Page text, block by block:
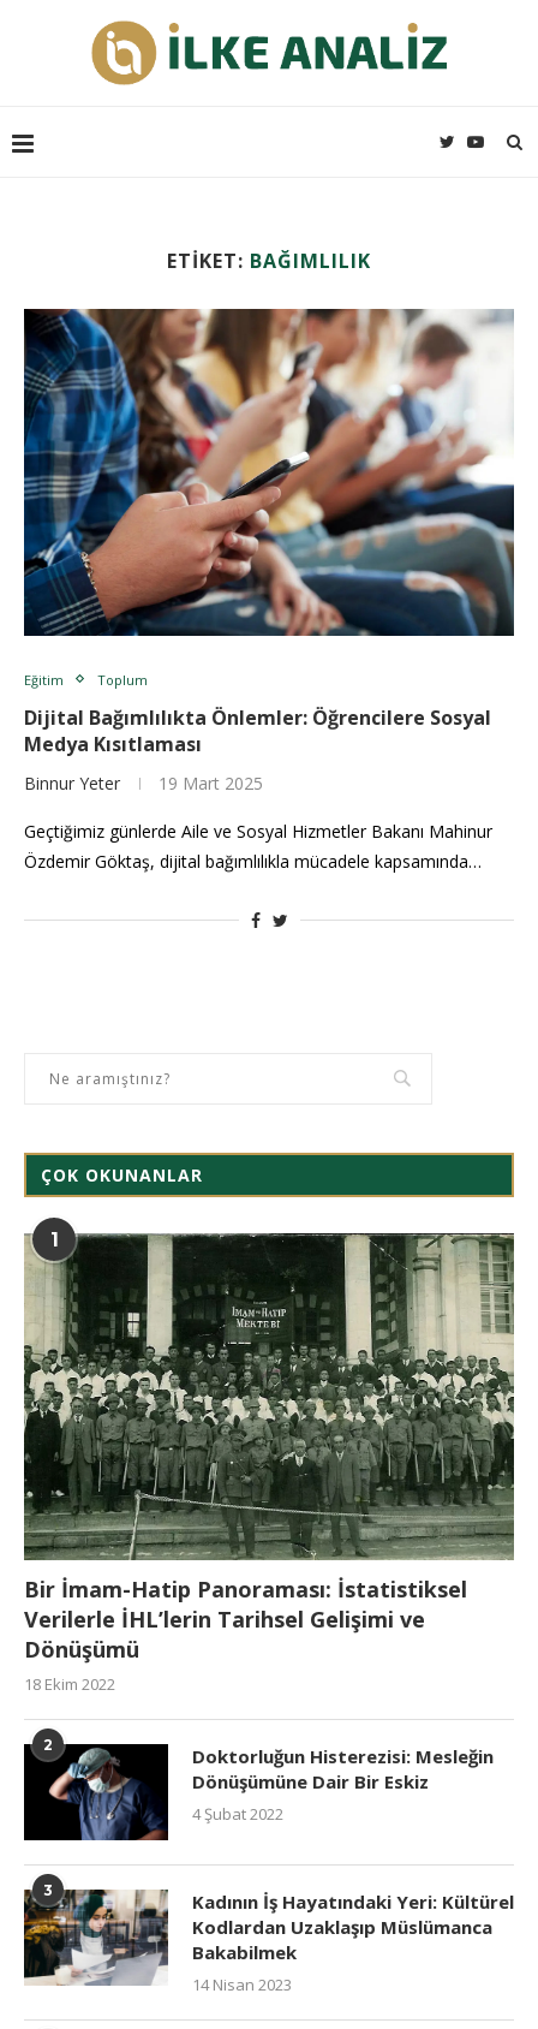
ETIKET: BAĞIMLILIK
Eğitim Toplum
Dijital Bağımlılıkta Önlemler: Öğrencilere Sosyal
Medya Kısıtlaması
Binnur Yeter 19 Mart 2025
Geçtiğimiz günlerde Aile ve Sosyal Hizmetler Bakanı Mahinur
Özdemir Göktaş, dijital bağımlılıkla mücadele kapsamında…
ÇOK OKUNANLAR
1
Bir İmam-Hatip Panoraması: İstatistiksel
Verilerle İHL’lerin Tarihsel Gelişimi ve
Dönüşümü
18 Ekim 2022
2
Doktorluğun Histerezisi: Mesleğin
Dönüşümüne Dair Bir Eskiz
4 Şubat 2022
3
Kadının İş Hayatındaki Yeri: Kültürel
Kodlardan Uzaklaşıp Müslümanca
Bakabilmek
14 Nisan 2023